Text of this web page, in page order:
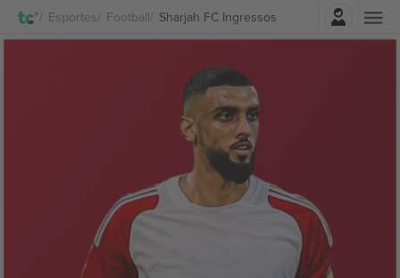
Esportes Football Sharjah FC Ingressos
Entrar